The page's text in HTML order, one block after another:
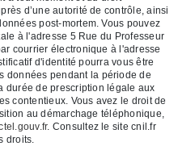
d’une autorité de contrôle, ainsi
post-mortem. Vous pouvez
à l'adresse 5 Rue du Professeur
courrier électronique à l'adresse
d'identité pourra vous être
données pendant la période de
durée de prescription légale aux
contentieux. Vous avez le droit de
au démarchage téléphonique,
. Consultez le site cnil.fr
droits.